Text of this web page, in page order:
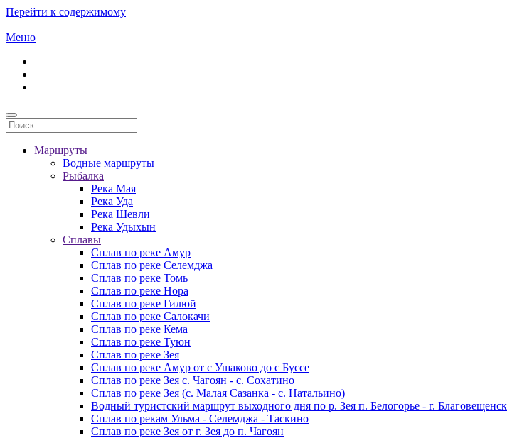
Перейти к содержимому
Меню
Маршруты
Водные маршруты
Рыбалка
Река Мая
Река Уда
Река Шевли
Река Удыхын
Сплавы
Сплав по реке Амур
Сплав по реке Селемджа
Сплав по реке Томь
Сплав по реке Нора
Сплав по реке Гилюй
Сплав по реке Салокачи
Сплав по реке Кема
Сплав по реке Туюн
Сплав по реке Зея
Сплав по реке Амур от с Ушаково до с Буссе
Cплав по реке Зея с. Чагоян - с. Сохатино
Cплав по реке Зея (c. Малая Сазанка - с. Натальино)
Водный туристский маршрут выходного дня по р. Зея п. Белогорье - г. Благовещенск
Сплав по рекам Ульма - Селемджа - Таскино
Сплав по реке Зея от г. Зея до п. Чагоян